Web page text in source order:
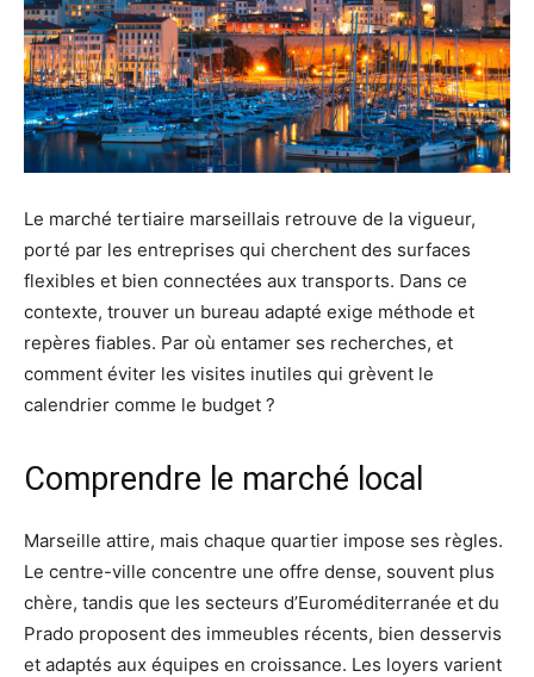
Le marché tertiaire marseillais retrouve de la vigueur,
porté par les entreprises qui cherchent des surfaces
flexibles et bien connectées aux transports. Dans ce
contexte, trouver un bureau adapté exige méthode et
repères fiables. Par où entamer ses recherches, et
comment éviter les visites inutiles qui grèvent le
calendrier comme le budget ?
Comprendre le marché local
Marseille attire, mais chaque quartier impose ses règles.
Le centre-ville concentre une offre dense, souvent plus
chère, tandis que les secteurs d’Euroméditerranée et du
Prado proposent des immeubles récents, bien desservis
et adaptés aux équipes en croissance. Les loyers varient